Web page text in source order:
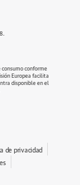
consumo conforme
Europea facilita
disponible en el
de privacidad